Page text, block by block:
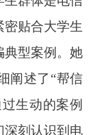
密贴合大学生
型案例。 她
阐述了 “帮信
过生动的案例
深刻认识到电